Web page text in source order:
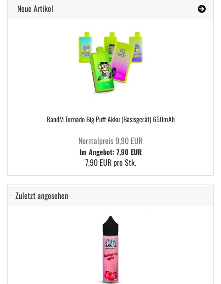
Neue Artikel
RandM Tornado Big Puff Akku (Basisgerät) 650mAh
Normalpreis 9,90 EUR
Im Angebot: 7,90 EUR
7,90 EUR pro Stk.
Zuletzt angesehen